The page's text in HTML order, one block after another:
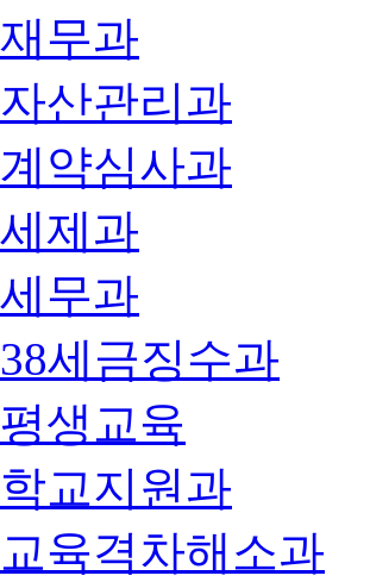
재무과
자산관리과
계약심사과
세제과
세무과
38세금징수과
평생교육
학교지원과
교육격차해소과